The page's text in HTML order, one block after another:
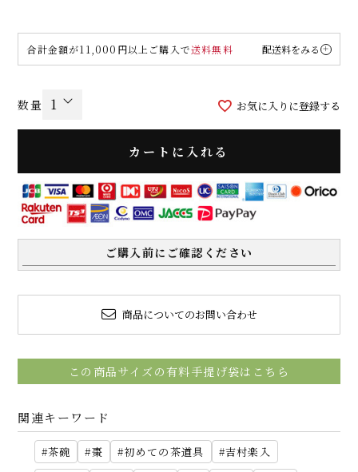
合計金額が11,000円以上ご購入で送料無料 配送料をみる
お気に入りに登録する
カートに入れる
ご購入前にご確認ください
商品についてのお問い合わせ
この商品サイズの有料手提げ袋はこちら
関連キーワード
茶碗 棗 初めての茶道具
吉村楽入